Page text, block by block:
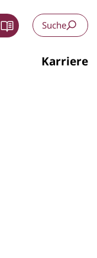
Suche
Karriere